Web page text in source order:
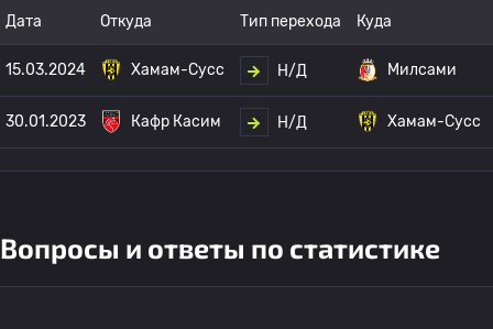
Дата Откуда Тип перехода Куда
15.03.2024 Хамам-Сусс Н/Д Милсами
30.01.2023 Кафр Касим Н/Д Хамам-Сусс
Вопросы и ответы по статистике